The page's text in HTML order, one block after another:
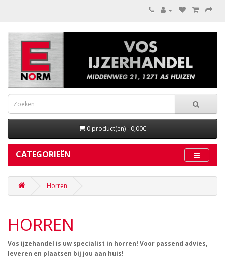
0 product(en) - 0,00€
CATEGORIEËN
Horren
HORREN
Vos ijzehandel is uw specialist in horren! Voor passend advies,
leveren en plaatsen bij jou aan huis!